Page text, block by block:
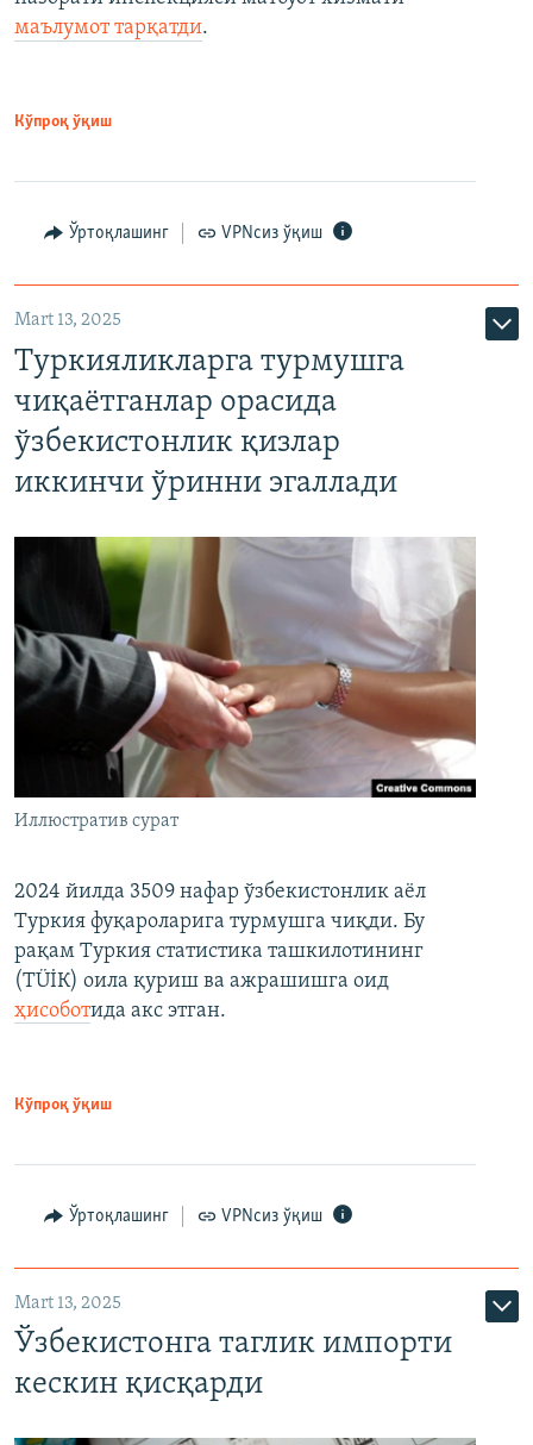
маълумот тарқатди.
Кўпроқ ўқиш
Ўртоқлашинг VPNсиз ўқиш
Mart 13, 2025
Туркияликларга турмушга
чиқаётганлар орасида
ўзбекистонлик қизлар
иккинчи ўринни эгаллади
Иллюстратив сурат
2024 йилда 3509 нафар ўзбекистонлик аёл
Туркия фуқароларига турмушга чиқди. Бу
рақам Туркия статистика ташкилотининг
(ТÜİК) оила қуриш ва ажрашишга оид
ҳисоботида акс этган.
Кўпроқ ўқиш
Ўртоқлашинг VPNсиз ўқиш
Mart 13, 2025
Ўзбекистонга таглик импорти
кескин қисқарди